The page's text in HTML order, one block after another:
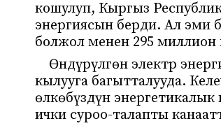
кошулуп, Кыргыз
энергиясын берди. Ал эми
болжол менен 295 миллион
Өндүрүлгөн электр
кылууга багытталууда.
өлкөбүздүн
ички суроо-талапты